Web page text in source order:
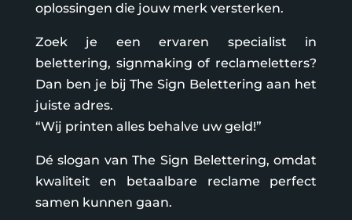
oplossingen die jouw merk versterken.
Zoek je een ervaren specialist in
belettering, signmaking of reclameletters?
Dan ben je bij The Sign Belettering aan het
juiste adres.
“Wij printen alles behalve uw geld!”
Dé slogan van The Sign Belettering, omdat
kwaliteit en betaalbare reclame perfect
samen kunnen gaan.